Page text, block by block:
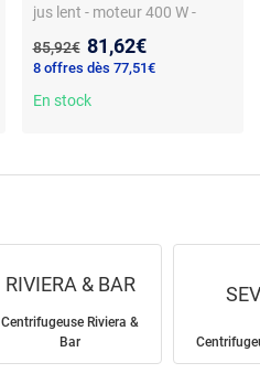
jus lent - moteur 400 W -
sécurité triple
Ancien prix :
85,92€ Nouveau prix :
81,62€
8 offres dès 77,51€
En stock
RIVIERA & BAR
Centrifugeuse Riviera &
Bar